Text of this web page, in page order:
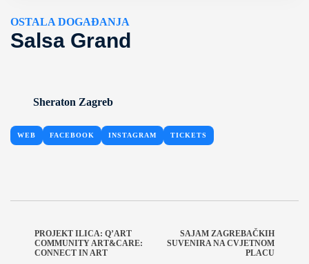
OSTALA DOGAĐANJA
Salsa Grand
Sheraton Zagreb
WEB FACEBOOK INSTAGRAM TICKETS
PROJEKT ILICA: Q’ART
COMMUNITY ART&CARE:
CONNECT IN ART
SAJAM ZAGREBAČKIH
SUVENIRA NA CVJETNOM
PLACU